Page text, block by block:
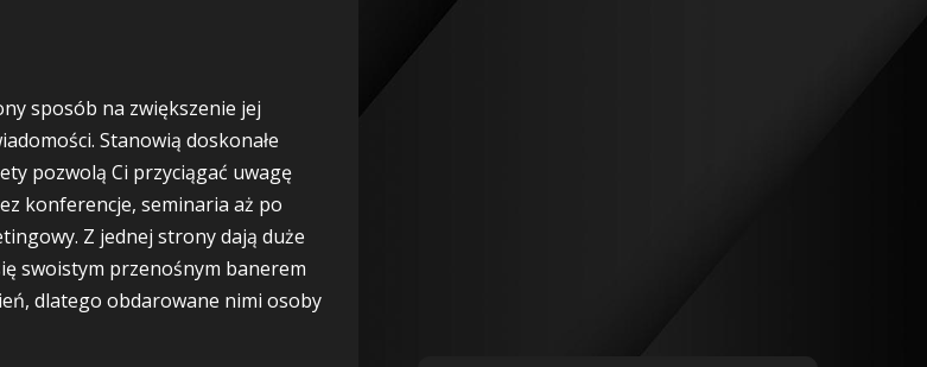
sposób na zwiększenie jej
Stanowią doskonałe
pozwolą Ci przyciągać uwagę
konferencje, seminaria aż po
Z jednej strony dają duże
swoistym przenośnym banerem
dlatego obdarowane nimi osoby